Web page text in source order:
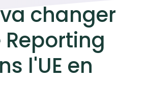
changer
l'UE en